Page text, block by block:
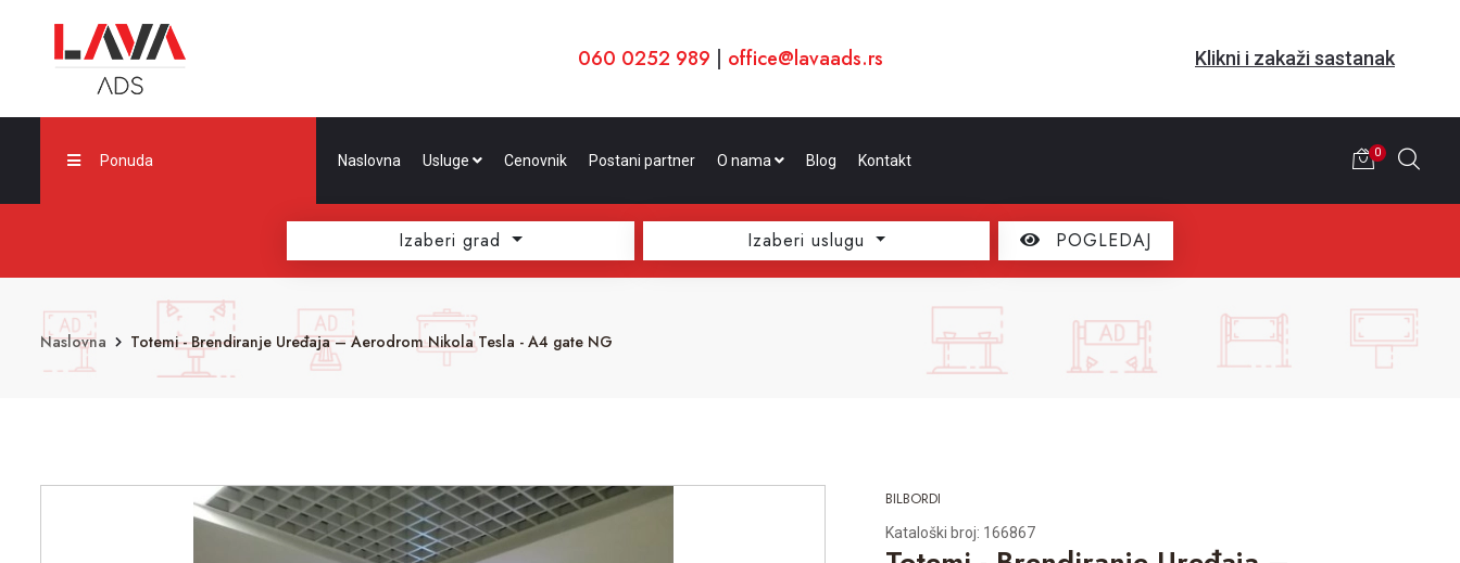
060 0252 989 | office@lavaads.rs Klikni i zakaži sastanak
Ponuda Naslovna Usluge Cenovnik Postani partner O nama Blog Kontakt 0
Izaberi grad Izaberi uslugu POGLEDAJ
Naslovna Totemi - Brendiranje Uređaja – Aerodrom Nikola Tesla - A4 gate NG
BILBORDI
Kataloški broj: 166867